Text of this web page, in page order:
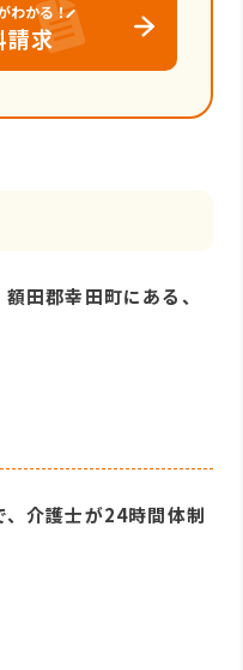
わかる！
請求
田郡幸田町にある、
介護士が24時間体制